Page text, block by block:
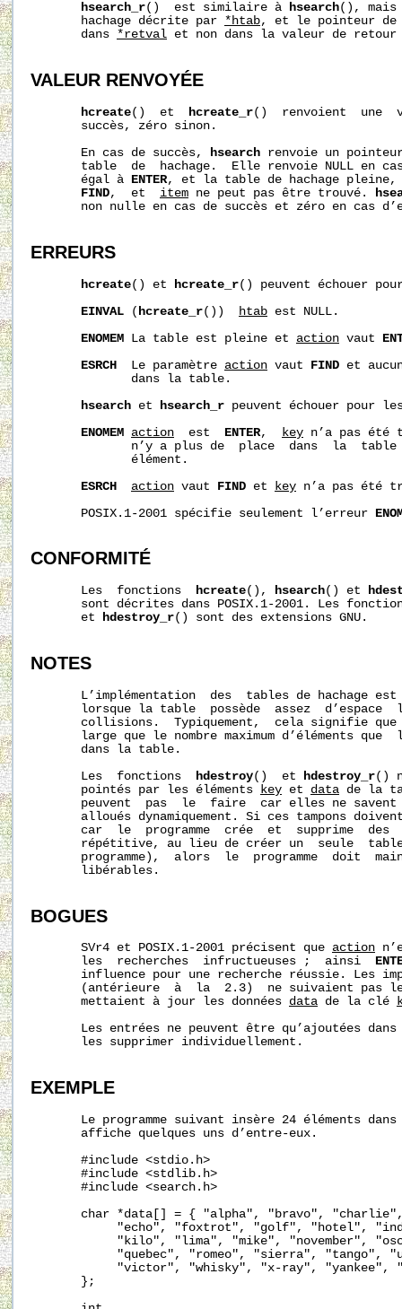
hsearch_r()  est similaire à hsearch(), mais
       hachage décrite par
*htab, et le pointeur de
       dans
*retval et non dans la valeur de
VALEUR RENVOYÉE
hcreate()  et hcreate_r()  renvoient  une
       succès, zéro sinon.
       En cas de succès,
hsearch renvoie un
table  de  hachage.  Elle renvoie NULL en
       égal à
ENTER, et la table de hachage
FIND,  et item ne peut pas être trouvé.
non nulle en cas de succès et zéro en cas
ERREURS
hcreate() et hcreate_r() peuvent échouer
EINVAL ( hcreate_r()) htab est NULL.
ENOMEM La table est pleine et action vaut
ESRCH
  Le paramètre
action vaut FIND et
              dans la table.
hsearch et hsearch_r peuvent échouer pour
ENOMEM action
  est
ENTER, key n’a pas
n’y a plus de  place  dans  la
              élément.
ESRCH
action vaut FIND et key n’a pas été
       POSIX.1-2001 spécifie seulement l’erreur
CONFORMITÉ
       Les  fonctions
hcreate(), hsearch() et
sont décrites dans POSIX.1-2001. Les
       et
hdestroy_r() sont des extensions GNU.
NOTES
L’implémentation  des  tables de hachage
lorsque la table  possède  assez  d’espace
collisions.  Typiquement,  cela signifie
large que le nombre maximum d’éléments que
       dans la table.
       Les  fonctions
hdestroy()  et hdestroy_r()
       pointés par les éléments
key et data de la
peuvent  pas  le  faire  car elles ne
alloués dynamiquement. Si ces tampons
car  le  programme  crée  et  supprime  des
répétitive, au lieu de créer un  seule
programme),  alors  le  programme  doit
       libérables.
BOGUES
       SVr4 et POSIX.1-2001 précisent que
action
       les  recherches  infructueuses ;  ainsi
influence pour une recherche réussie. Les
(antérieure  à  la  2.3)  ne suivaient pas
       mettaient à jour les données
data de la clé
Les entrées ne peuvent être qu’ajoutées
       les supprimer individuellement.
EXEMPLE
Le programme suivant insère 24 éléments
       affiche quelques uns d’entre-eux.
       #include <stdio.h>
       #include <stdlib.h>
       #include <search.h>
char *data[] = { "alpha", "bravo",
"echo", "foxtrot", "golf", "hotel",
"kilo", "lima", "mike", "november",
"quebec", "romeo", "sierra", "tango",
"victor", "whisky", "x-ray", "yankee",
       };